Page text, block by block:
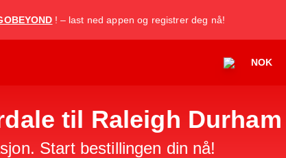
! – last ned appen og registrer deg nå!
NOK
til Raleigh Durham
Start bestillingen din nå!